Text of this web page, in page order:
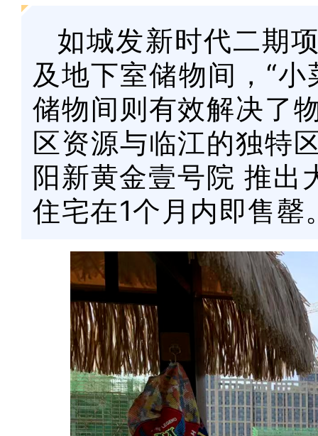
如城发新时代二期
及地下室储物间，“小
储物间则有效解决了
区资源与临江的独特
阳新黄金壹号院 推出
住宅在1个月内即售罄